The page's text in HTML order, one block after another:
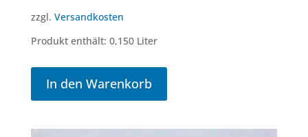
zzgl. Versandkosten
Produkt enthält: 0,150 Liter
In den Warenkorb